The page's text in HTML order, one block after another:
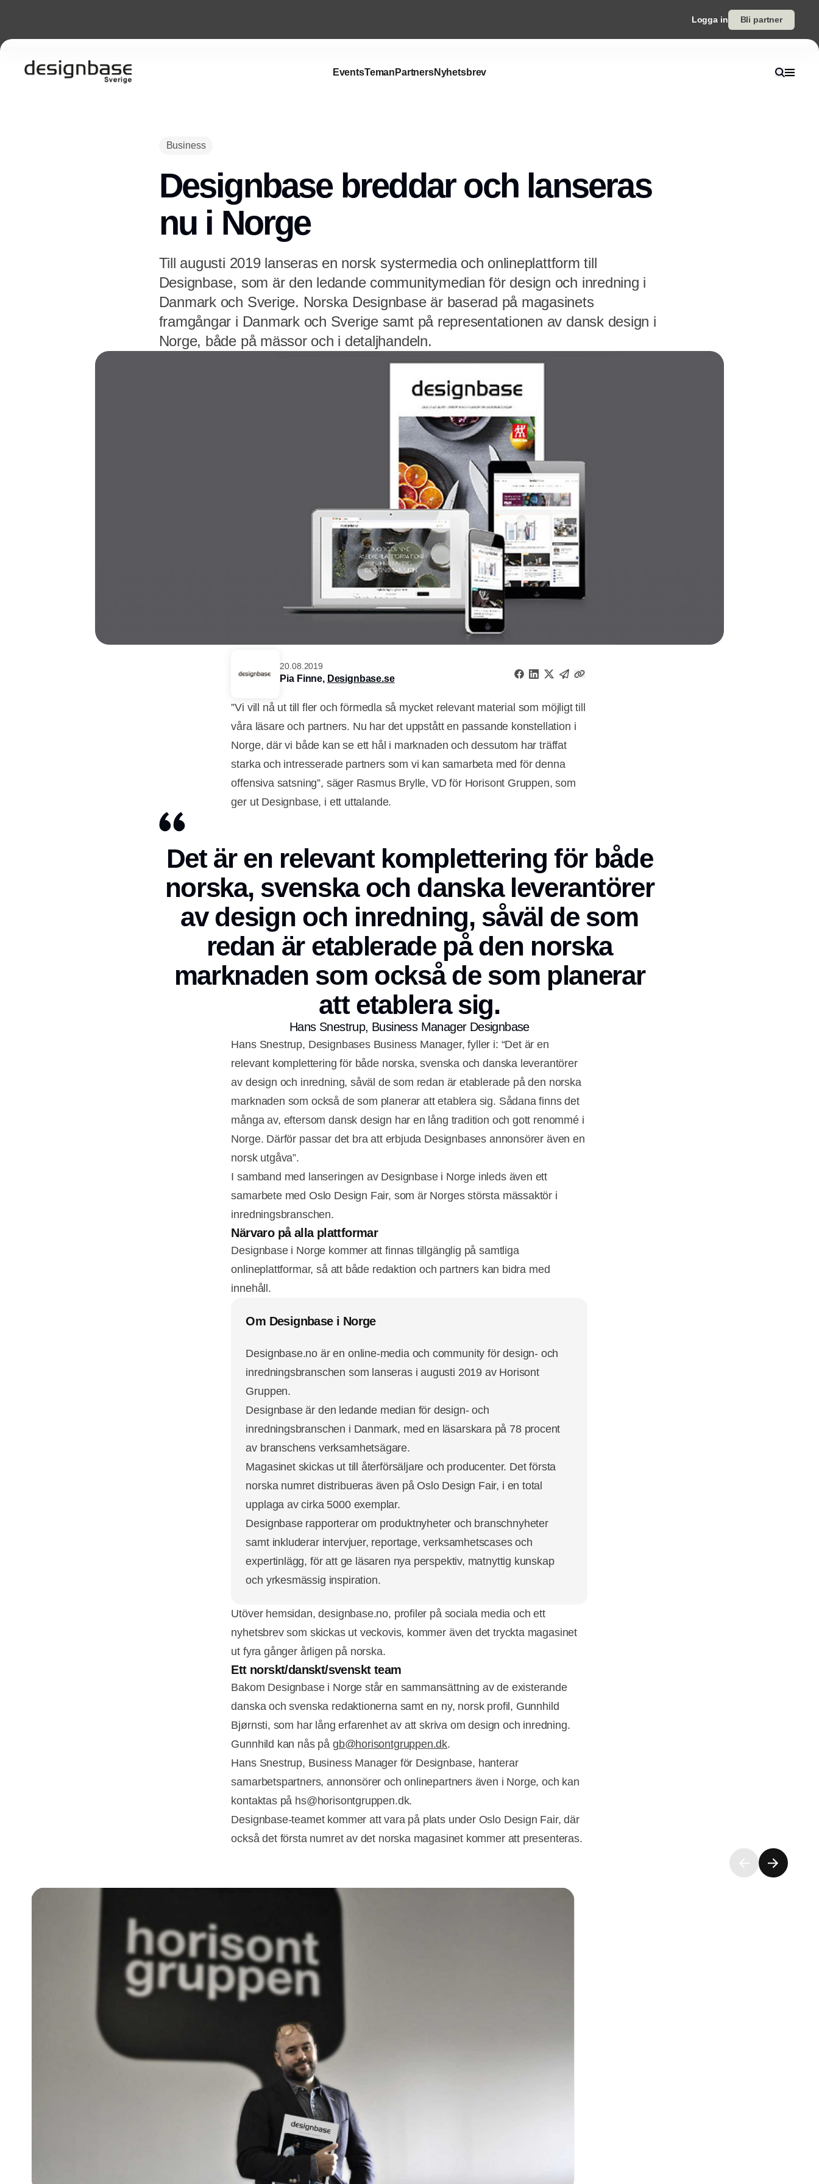
Logga in Bli partner
EventsTeman PartnersNyhetsbrev
Business
Designbase breddar och lanseras
nu i Norge
Till augusti 2019 lanseras en norsk systermedia och onlineplattform till
Designbase, som är den ledande communitymedian för design och inredning i
Danmark och Sverige. Norska Designbase är baserad på magasinets
framgångar i Danmark och Sverige samt på representationen av dansk design i
Norge, både på mässor och i detaljhandeln.
20.08.2019
Pia Finne, Designbase.se
”Vi vill nå ut till fler och förmedla så mycket relevant material som möjligt till
våra läsare och partners. Nu har det uppstått en passande konstellation i
Norge, där vi både kan se ett hål i marknaden och dessutom har träffat
starka och intresserade partners som vi kan samarbeta med för denna
offensiva satsning”, säger Rasmus Brylle, VD för Horisont Gruppen, som
ger ut Designbase, i ett uttalande.
Det är en relevant komplettering för både
norska, svenska och danska leverantörer
av design och inredning, såväl de som
redan är etablerade på den norska
marknaden som också de som planerar
att etablera sig.
Hans Snestrup, Business Manager Designbase
Hans Snestrup, Designbases Business Manager, fyller i: “Det är en
relevant komplettering för både norska, svenska och danska leverantörer
av design och inredning, såväl de som redan är etablerade på den norska
marknaden som också de som planerar att etablera sig. Sådana finns det
många av, eftersom dansk design har en lång tradition och gott renommé i
Norge. Därför passar det bra att erbjuda Designbases annonsörer även en
norsk utgåva”.
I samband med lanseringen av Designbase i Norge inleds även ett
samarbete med Oslo Design Fair, som är Norges största mässaktör i
inredningsbranschen.
Närvaro på alla plattformar
Designbase i Norge kommer att finnas tillgänglig på samtliga
onlineplattformar, så att både redaktion och partners kan bidra med
innehåll.
Om Designbase i Norge
Designbase.no är en online-media och community för design- och
inredningsbranschen som lanseras i augusti 2019 av Horisont
Gruppen.
Designbase är den ledande median för design- och
inredningsbranschen i Danmark, med en läsarskara på 78 procent
av branschens verksamhetsägare.
Magasinet skickas ut till återförsäljare och producenter. Det första
norska numret distribueras även på Oslo Design Fair, i en total
upplaga av cirka 5000 exemplar.
Designbase rapporterar om produktnyheter och branschnyheter
samt inkluderar intervjuer, reportage, verksamhetscases och
expertinlägg, för att ge läsaren nya perspektiv, matnyttig kunskap
och yrkesmässig inspiration.
Utöver hemsidan, designbase.no, profiler på sociala media och ett
nyhetsbrev som skickas ut veckovis, kommer även det tryckta magasinet
ut fyra gånger årligen på norska.
Ett norskt/danskt/svenskt team
Bakom Designbase i Norge står en sammansättning av de existerande
danska och svenska redaktionerna samt en ny, norsk profil, Gunnhild
Bjørnsti, som har lång erfarenhet av att skriva om design och inredning.
Gunnhild kan nås på gb@horisontgruppen.dk.
Hans Snestrup, Business Manager för Designbase, hanterar
samarbetspartners, annonsörer och onlinepartners även i Norge, och kan
kontaktas på hs@horisontgruppen.dk.
Designbase-teamet kommer att vara på plats under Oslo Design Fair, där
också det första numret av det norska magasinet kommer att presenteras.